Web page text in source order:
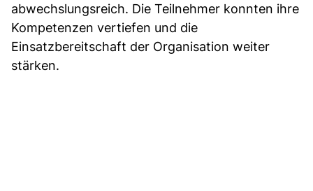
abwechslungsreich. Die Teilnehmer konnten ihre
Kompetenzen vertiefen und die
Einsatzbereitschaft der Organisation weiter
stärken.